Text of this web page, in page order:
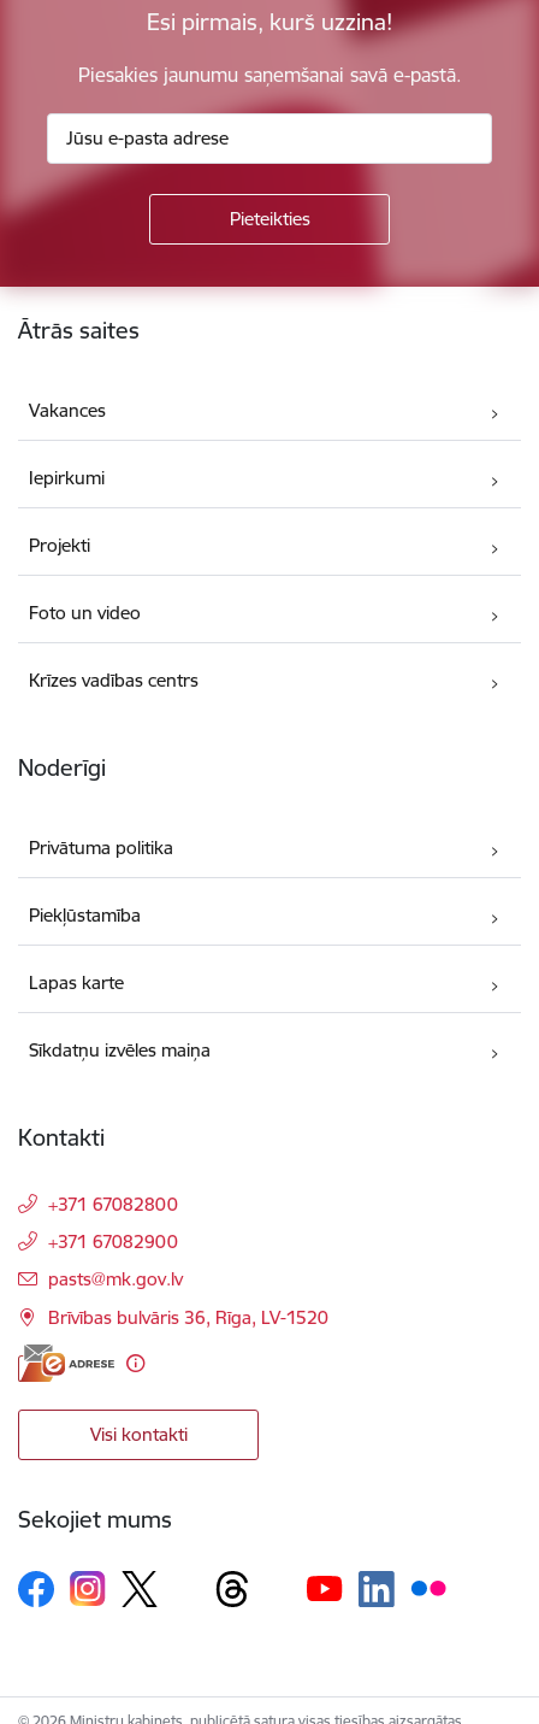
Esi pirmais, kurš uzzina!
Piesakies jaunumu saņemšanai savā e-pastā.
Kājene
Ātrās saites
Vakances
Iepirkumi
Projekti
Foto un video
Krīzes vadības centrs
Noderīgi
Privātuma politika
Piekļūstamība
Lapas karte
Sīkdatņu izvēles maiņa
Kontakti
+371 67082800
+371 67082900
E-pasts:
pasts@mk.gov.lv
Brīvības bulvāris 36, Rīga, LV-1520
Visi kontakti
Sekojiet mums